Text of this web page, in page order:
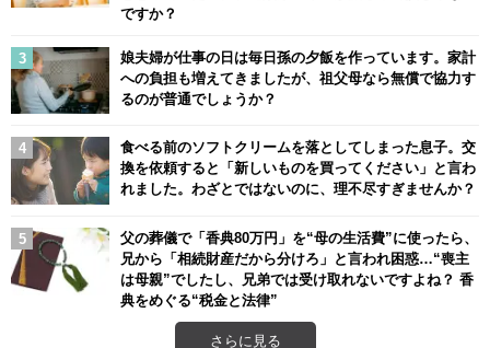
ですか？
娘夫婦が仕事の日は毎日孫の夕飯を作っています。家計
への負担も増えてきましたが、祖父母なら無償で協力す
るのが普通でしょうか？
食べる前のソフトクリームを落としてしまった息子。交
換を依頼すると「新しいものを買ってください」と言わ
れました。わざとではないのに、理不尽すぎませんか？
父の葬儀で「香典80万円」を“母の生活費”に使ったら、
兄から「相続財産だから分けろ」と言われ困惑…“喪主
は母親”でしたし、兄弟では受け取れないですよね？ 香
典をめぐる“税金と法律”
さらに見る